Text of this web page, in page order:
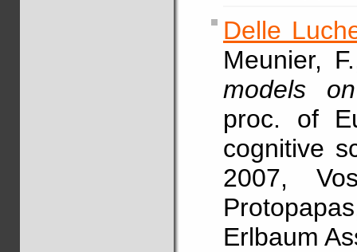
Delle
Meunier,
models
proc. of
cognitive
2007,
Erlbaum